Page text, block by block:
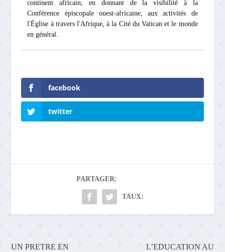
continent africain, en donnant de la visibilité à la
Conférence épiscopale ouest-africaine, aux activités de
l'Église à travers l'Afrique, à la Cité du Vatican et le monde
en général.
facebook
twitter
PARTAGER:
TAUX:
UN PRETRE EN
L’EDUCATION AU